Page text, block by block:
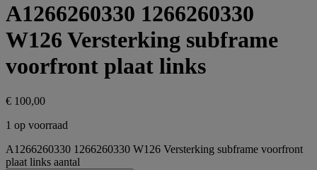
A1266260330 1266260330
W126 Versterking subframe
voorfront plaat links
€ 100,00
1 op voorraad
A1266260330 1266260330 W126 Versterking subframe voorfront
plaat links aantal